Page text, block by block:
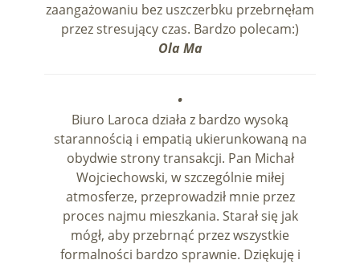
zaangażowaniu bez uszczerbku przebrnęłam
przez stresujący czas. Bardzo polecam:)
Ola Ma
•
Biuro Laroca działa z bardzo wysoką
starannością i empatią ukierunkowaną na
obydwie strony transakcji. Pan Michał
Wojciechowski, w szczególnie miłej
atmosferze, przeprowadził mnie przez
proces najmu mieszkania. Starał się jak
mógł, aby przebrnąć przez wszystkie
formalności bardzo sprawnie. Dziękuję i